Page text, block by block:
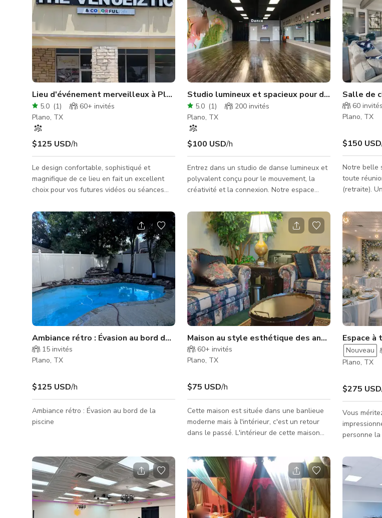
Lieu d'événement merveilleux à Plano (Lieu entier)
5.0 (1) 60+ invités
Plano, TX
$125 USD/h
Le design confortable, sophistiqué et
magnifique de ce lieu en fait un excellent
choix pour vos futures vidéos ou séances
particulièrement à une variété de projets, y
compris les publicités télévisées, clips
musicaux, contenus pour les réseaux
sociaux et bien d'autres. Les décorations ne
sont pas incluses ; le tarif de location est
UNIQUEMENT pour l'espace. La location
comprend des tables rondes, rectangulaires
ou carrées & chaises, des éclairages d
Studio lumineux et spacieux pour danse, fitness
5.0 (1) 200 invités
Plano, TX
$100 USD/h
Entrez dans un studio de danse lumineux et
polyvalent conçu pour le mouvement, la
créativité et la connexion. Notre espace
professionnel et des planchers en bois
élégants — idéal pour les répétitions, les
sessions de chorégraphie, les cours de
danse, les ateliers et l'entraînement
physique. La disposition ouverte permet des
configurations flexibles pour diverses
utilisations : Danse & Répétitions : Beaucoup
d'espace pour les groupes, la pratiq
Salle de
60 invités
Plano, TX
$150 USD
Notre belle
toute
(retraite).
l'espace : -
tables - Bar
évier,
téléviseurs
USB pour
ping-pong -
: petite
Ambiance rétro : Évasion au bord de la piscine
15 invités
Plano, TX
$125 USD/h
Ambiance rétro : Évasion au bord de la
piscine
Maison au style esthétique des années 80-90
60+ invités
Plano, TX
$75 USD/h
Cette maison est située dans une banlieue
moderne mais à l'intérieur, c'est un retour
dans le passé. L'intérieur de cette maison
1990. Elle comprend une moquette verte,
des meubles en bois, un design floral orné,
des canapés et des tableaux encadrés en
or. Cette maison dispose également d'une
piscine.
Espace
Nouveau
Plano, TX
$275 USD
Vous
personne
fiançailles,
brunch
jeune fille,
pour vos
avons
notre